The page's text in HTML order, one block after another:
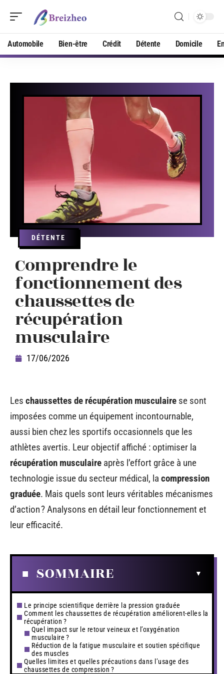
Automobile Bien-être Crédit Détente Domicile
DÉTENTE
Comprendre le
fonctionnement des
chaussettes de
récupération
musculaire
17/06/2026
Les chaussettes de récupération musculaire se sont
imposées comme un équipement incontournable,
aussi bien chez les sportifs occasionnels que les
athlètes avertis. Leur objectif affiché : optimiser la
récupération musculaire après l’effort grâce à une
technologie issue du secteur médical, la compression
graduée. Mais quels sont leurs véritables mécanismes
d’action ? Analysons en détail leur fonctionnement et
leur efficacité.
SOMMAIRE
Le principe scientifique derrière la pression graduée
Comment les chaussettes de récupération améliorent-elles la
récupération ?
Quel impact sur le retour veineux et l’oxygénation
musculaire ?
Réduction de la fatigue musculaire et soutien spécifique
des muscles
Quelles limites et quelles précautions dans l’usage des
chaussettes de compression ?